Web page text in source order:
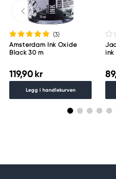
(3)
Amsterdam Ink Oxide
Black 30 m
119,90 kr
Legg i handlekurven
ink